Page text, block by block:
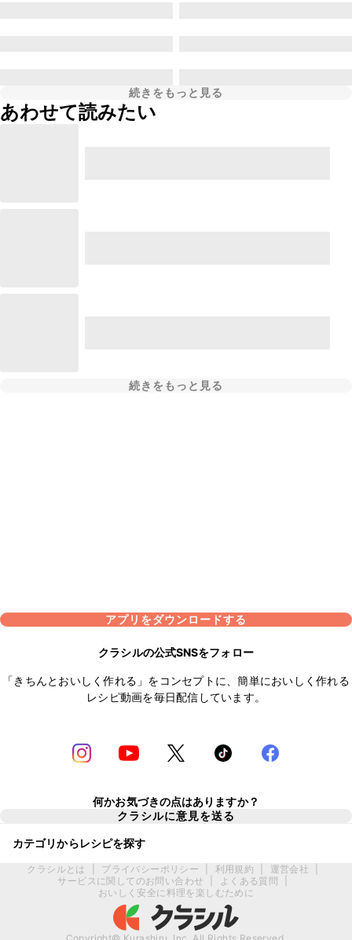
続きをもっと見る
あわせて読みたい
続きをもっと見る
アプリをダウンロードする
クラシルの公式SNSをフォロー
「きちんとおいしく作れる」をコンセプトに、簡単においしく作れる
レシピ動画を毎日配信しています。
何かお気づきの点はありますか？
クラシルに意見を送る
カテゴリからレシピを探す
クラシルとは プライバシーポリシー 利用規約 運営会社
サービスに関してのお問い合わせ
よくある質問
おいしく安全に料理を楽しむために